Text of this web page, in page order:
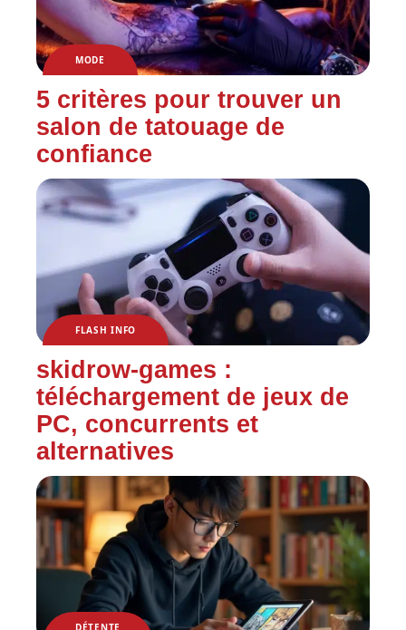
MODE
5 critères pour trouver un
salon de tatouage de
confiance
FLASH INFO
skidrow-games :
téléchargement de jeux de
PC, concurrents et
alternatives
DÉTENTE